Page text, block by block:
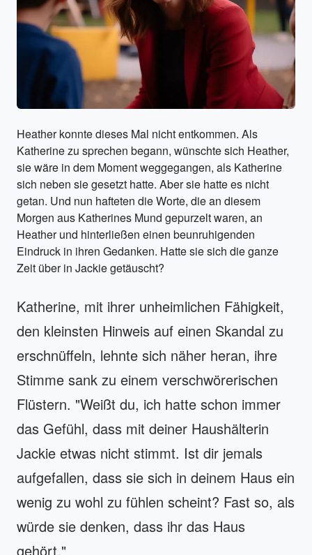
Heather konnte dieses Mal nicht entkommen. Als
Katherine zu sprechen begann, wünschte sich Heather,
sie wäre in dem Moment weggegangen, als Katherine
sich neben sie gesetzt hatte. Aber sie hatte es nicht
getan. Und nun hafteten die Worte, die an diesem
Morgen aus Katherines Mund gepurzelt waren, an
Heather und hinterließen einen beunruhigenden
Eindruck in ihren Gedanken. Hatte sie sich die ganze
Zeit über in Jackie getäuscht?
Katherine, mit ihrer unheimlichen Fähigkeit,
den kleinsten Hinweis auf einen Skandal zu
erschnüffeln, lehnte sich näher heran, ihre
Stimme sank zu einem verschwörerischen
Flüstern. "Weißt du, ich hatte schon immer
das Gefühl, dass mit deiner Haushälterin
Jackie etwas nicht stimmt. Ist dir jemals
aufgefallen, dass sie sich in deinem Haus ein
wenig zu wohl zu fühlen scheint? Fast so, als
würde sie denken, dass ihr das Haus
gehört."